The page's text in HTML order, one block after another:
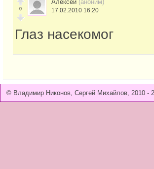
0
Aлексей (аноним)
17.02.2010 16:20
Глаз насекомог
© Владимир Никонов, Сергей Михайлов, 2010 -